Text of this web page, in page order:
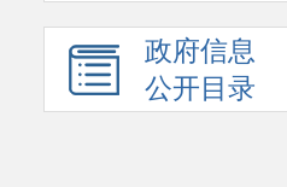
政府信息
公开目录